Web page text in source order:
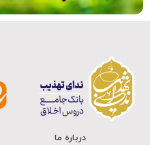
درباره ما